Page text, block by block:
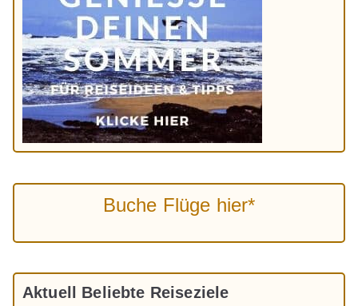
Buche Flüge hier*
Aktuell Beliebte Reiseziele